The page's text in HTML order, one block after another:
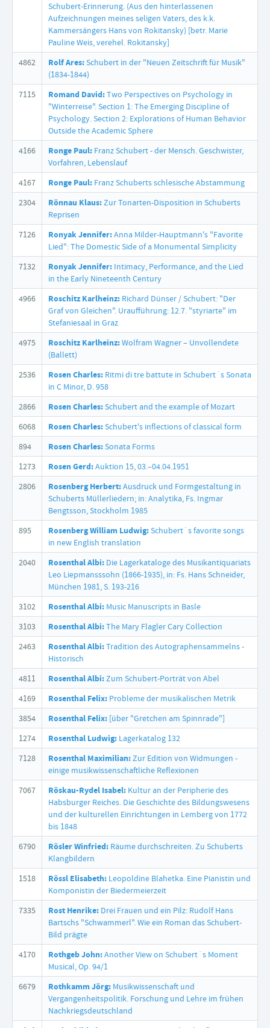
Schubert-Erinnerung. (Aus den hinterlassenen
Aufzeichnungen meines seligen Vaters, des k.k.
Kammersängers Hans von Rokitansky) [betr. Marie
Pauline Weis, verehel. Rokitansky]
4862
Rolf Ares:Schubert in der "Neuen Zeitschrift für Musik"
(1834-1844)
7115
Romand David:Two Perspectives on Psychology in
"Winterreise". Section 1: The Emerging Discipline of
Psychology. Section 2: Explorations of Human Behavior
Outside the Academic Sphere
4166
Ronge Paul: Franz Schubert - der Mensch. Geschwister,
Vorfahren, Lebenslauf
4167
Ronge Paul: Franz Schuberts schlesische Abstammung
2304
Rönnau Klaus:Zur Tonarten-Disposition in Schuberts
Reprisen
7126
Ronyak Jennifer:Anna Milder-Hauptmann's "Favorite
Lied": The Domestic Side of a Monumental Simplicity
7132
Ronyak Jennifer: Intimacy, Performance, and the Lied
in the Early Nineteenth Century
4966
Roschitz Karlheinz: Richard Dünser / Schubert: "Der
Graf von Gleichen". Uraufführung: 12.7. "styriarte" im
Stefaniesaal in Graz
4975
Roschitz Karlheinz:Wolfram Wagner – Unvollendete
(Ballett)
2536
Rosen Charles: Ritmi di tre battute in Schubert´s Sonata
in C Minor, D. 958
2866
Rosen Charles:Schubert and the example of Mozart
6068
Rosen Charles:Schubert's inflections of classical form
894
Rosen Charles:Sonata Forms
1273
Rosen Gerd:Auktion 15, 03.–04.04.1951
2806
Rosenberg Herbert:Ausdruck und Formgestaltung in
Schuberts Müllerliedern; in: Analytika, Fs. Ingmar
Bengtsson, Stockholm 1985
895
Rosenberg William Ludwig:Schubert´s favorite songs
in new English translation
2040
Rosenthal Albi: Die Lagerkataloge des Musikantiquariats
Leo Liepmansssohn (1866-1935), in: Fs. Hans Schneider,
München 1981, S. 193-216
3102
Rosenthal Albi: Music Manuscripts in Basle
3103
Rosenthal Albi:The Mary Flagler Cary Collection
2463
Rosenthal Albi:Tradition des Autographensammelns -
Historisch
4811
Rosenthal Albi:Zum Schubert-Porträt von Abel
4169
Rosenthal Felix: Probleme der musikalischen Metrik
3854
Rosenthal Felix: [über "Gretchen am Spinnrade"]
1274
Rosenthal Ludwig: Lagerkatalog 132
7128
Rosenthal Maximilian:Zur Edition von Widmungen -
einige musikwissenschaftliche Reflexionen
7067
Röskau-Rydel Isabel: Kultur an der Peripherie des
Habsburger Reiches. Die Geschichte des Bildungswesens
und der kulturellen Einrichtungen in Lemberg von 1772
bis 1848
6790
Rösler Winfried: Räume durchschreiten. Zu Schuberts
Klangbildern
1518
Rössl Elisabeth: Leopoldine Blahetka. Eine Pianistin und
Komponistin der Biedermeierzeit
7335
Rost Henrike: Drei Frauen und ein Pilz: Rudolf Hans
Bartschs "Schwammerl". Wie ein Roman das Schubert-
Bild prägte
4170
Rothgeb John:Another View on Schubert´s Moment
Musical, Op. 94/1
6679
Rothkamm Jörg: Musikwissenschaft und
Vergangenheitspolitik. Forschung und Lehre im frühen
Nachkriegsdeutschland